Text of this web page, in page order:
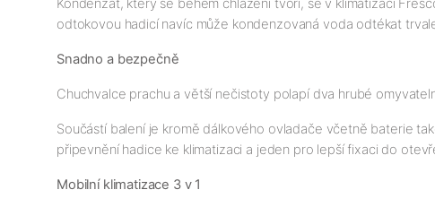
Kondenzát, který se během chlazení tvoří, se v klimatizaci
odtokovou hadicí navíc může kondenzovaná voda odtékat
Snadno a bezpečně
Chuchvalce prachu a větší nečistoty polapí dva hrubé
Součástí balení je kromě dálkového ovladače včetně baterie
připevnění hadice ke klimatizaci a jeden pro lepší fixaci do
Mobilní klimatizace 3 v 1